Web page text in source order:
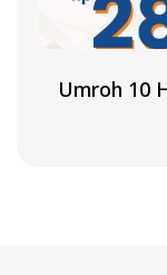
Umroh 10